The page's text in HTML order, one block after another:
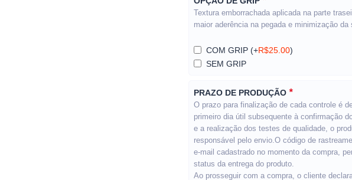
Textura emborrachada aplicada na parte
maior aderência na pegada e minimização
COM GRIP (+R$25.00)
SEM GRIP
PRAZO DE PRODUÇÃO *
O prazo para finalização de cada controle é
primeiro dia útil subsequente à confirmação
e a realização dos testes de qualidade, o
responsável pelo envio.O código de
e-mail cadastrado no momento da compra,
status da entrega do produto.
Ao prosseguir com a compra, o cliente